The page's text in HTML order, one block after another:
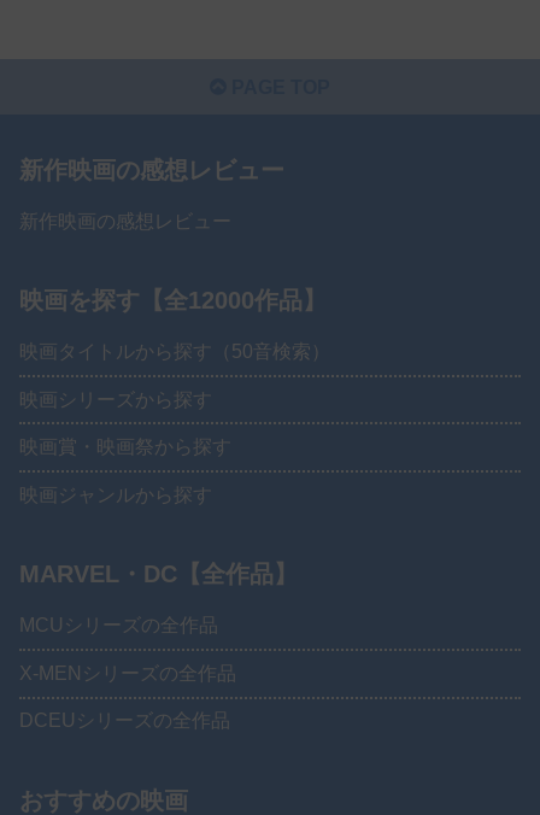
新作映画の感想レビュー
新作映画の感想レビュー
映画を探す【全12000作品】
映画タイトルから探す（50音検索）
映画シリーズから探す
映画賞・映画祭から探す
映画ジャンルから探す
MARVEL・DC【全作品】
MCUシリーズの全作品
X-MENシリーズの全作品
DCEUシリーズの全作品
おすすめの映画